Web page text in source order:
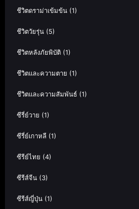
ชีวิตดราม่าเข้มข้น (1)
ชีวิตวัยรุ่น (5)
ชีวิตหลังภัยพิบัติ (1)
ชีวิตและความตาย (1)
ชีวิตและความสัมพันธ์ (1)
ซีรี่ย์วาย (1)
ซีรี่ย์เกาหลี (1)
ซีรีย์ไทย (4)
ซีรีส์จีน (3)
ซีรีส์ญี่ปุ่น (1)